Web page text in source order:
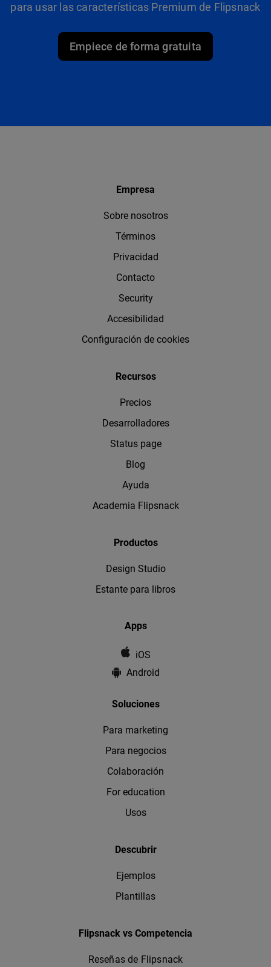
para usar las características Premium de Flipsnack
Empiece de forma gratuita
Empresa
Sobre nosotros
Términos
Privacidad
Contacto
Security
Accesibilidad
Configuración de cookies
Recursos
Precios
Desarrolladores
Status page
Blog
Ayuda
Academia Flipsnack
Productos
Design Studio
Estante para libros
Apps
iOS
Android
Soluciones
Para marketing
Para negocios
Colaboración
For education
Usos
Descubrir
Ejemplos
Plantillas
Flipsnack vs Competencia
Reseñas de Flipsnack